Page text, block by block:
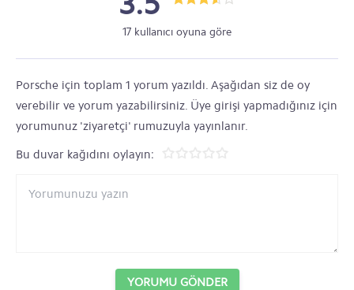
17 kullanıcı oyuna göre
Porsche için toplam 1 yorum yazıldı. Aşağıdan siz de oy
verebilir ve yorum yazabilirsiniz. Üye girişi yapmadığınız için
yorumunuz 'ziyaretçi' rumuzuyla yayınlanır.
Bu duvar kağıdını oylayın:
YORUMU GÖNDER